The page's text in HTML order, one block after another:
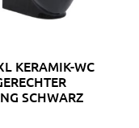
KERAMIK-WC
SCHWARZ